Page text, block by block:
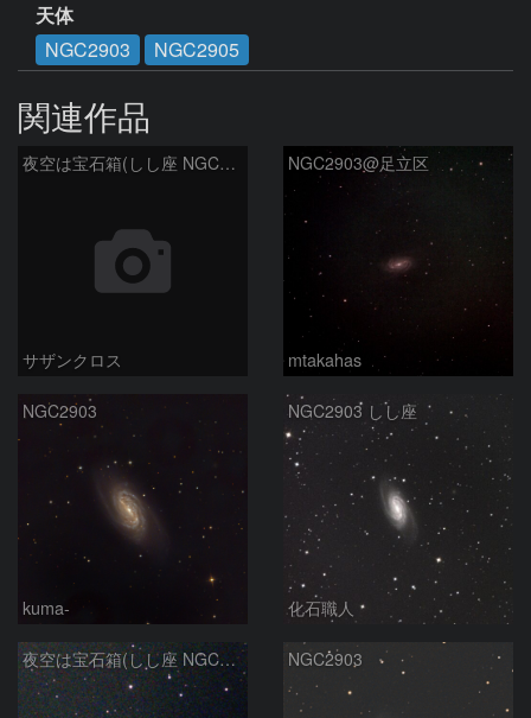
天体
NGC2903
NGC2905
関連作品
夜空は宝石箱(しし座 NGC2903) Seestar50
サザンクロス
NGC2903@足立区
mtakahas
NGC2903
kuma-
NGC2903 しし座
化石職人
夜空は宝石箱(しし座 NGC2903) Seestar50 NGC2903